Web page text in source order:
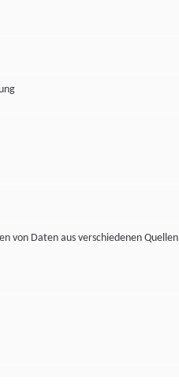
von Daten aus verschiedenen Quellen